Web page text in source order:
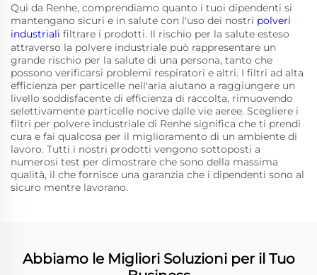
Qui da Renhe, comprendiamo quanto i tuoi dipendenti si
mantengano sicuri e in salute con l'uso dei nostri polveri
industriali filtrare i prodotti. Il rischio per la salute esteso
attraverso la polvere industriale può rappresentare un
grande rischio per la salute di una persona, tanto che
possono verificarsi problemi respiratori e altri. I filtri ad alta
efficienza per particelle nell'aria aiutano a raggiungere un
livello soddisfacente di efficienza di raccolta, rimuovendo
selettivamente particelle nocive dalle vie aeree. Scegliere i
filtri per polvere industriale di Renhe significa che ti prendi
cura e fai qualcosa per il miglioramento di un ambiente di
lavoro. Tutti i nostri prodotti vengono sottoposti a
numerosi test per dimostrare che sono della massima
qualità, il che fornisce una garanzia che i dipendenti sono al
sicuro mentre lavorano.
Abbiamo le Migliori Soluzioni per il Tuo